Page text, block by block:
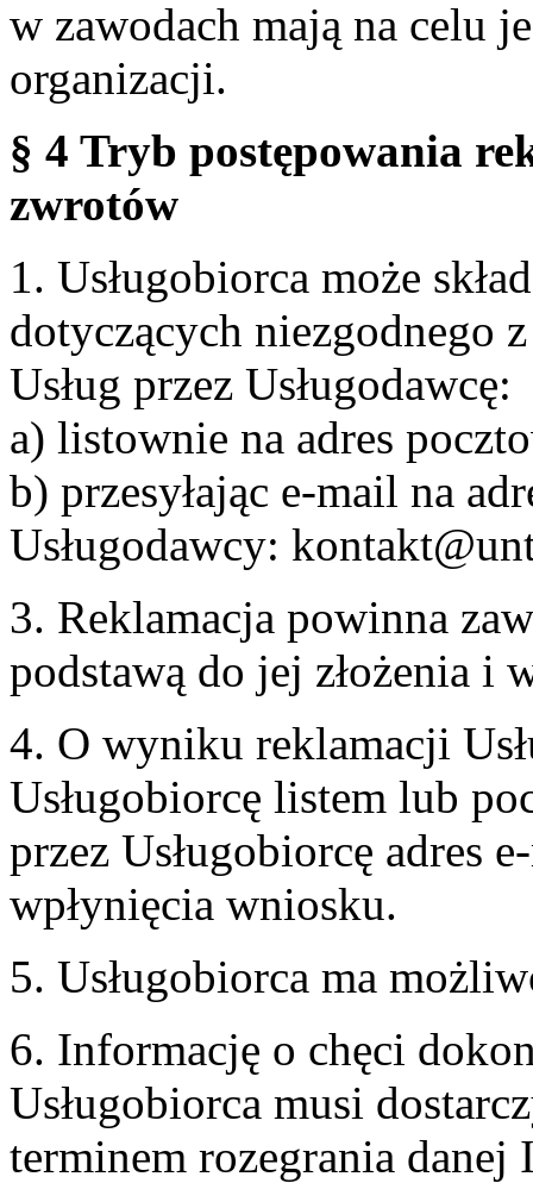
w zawodach mają na celu
organizacji.
§ 4 Tryb postępowania
zwrotów
1. Usługobiorca może
dotyczących niezgodnego
Usług przez Usługodawcę:
a) listownie na adres
b) przesyłając e-mail na
Usługodawcy:
3. Reklamacja powinna
podstawą do jej złożenia i
4. O wyniku reklamacji
Usługobiorcę listem lub
przez Usługobiorcę adres
wpłynięcia wniosku.
5. Usługobiorca ma
6. Informację o chęci
Usługobiorca musi
terminem rozegrania